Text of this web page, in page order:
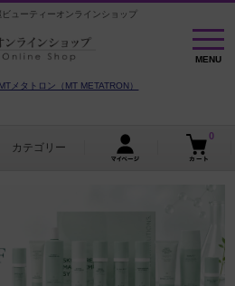
ューティーオンラインショップ
MENU
MENU
MTメタトロン（MT METATRON）
カテゴリー
0